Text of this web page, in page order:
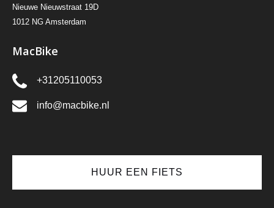
Nieuwe Nieuwstraat 19D
1012 NG Amsterdam
MacBike
+31205110053
info@macbike.nl
HUUR EEN FIETS